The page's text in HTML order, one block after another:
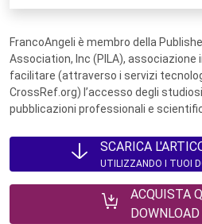
FrancoAngeli è membro della
Association, Inc (PILA),
facilitare (attraverso i servizi
CrossRef.org) l’accesso degli
pubblicazioni professionali e
SCARICA
UTILIZZANDO I TUOI
ACQUISTA